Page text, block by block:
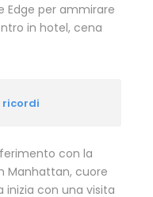
Edge per ammirare
in hotel, cena
ricordi
con la
Manhattan, cuore
con una visita